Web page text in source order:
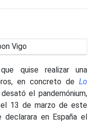
quise realizar una
en concreto de Lo
el pandemónium,
el 13 de marzo de este
en España el